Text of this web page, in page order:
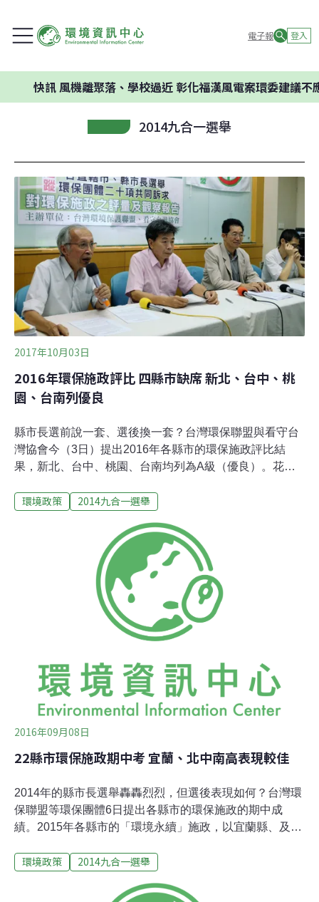
電子報 登入
風機離聚落、學校過近 彰化福漢風電案環委建議不應開發
2014九合一選舉
2017年10月03日
2016年環保施政評比 四縣市缺席 新北、台中、桃
園、台南列優良
縣市長選前說一套、選後換一套？台灣環保聯盟與看守台
灣協會今（3日）提出2016年各縣市的環保施政評比結
果，新北、台中、桃園、台南均列為A級（優良）。花蓮
表不合格的F級。這項評比的起源是各縣市首長於2014年
對於未參加評比的四縣市，台灣環保聯盟表示遺憾，並批
「對於環保訴求，完全不放在心上」。選後落實環保承
諾 新北、台中、桃園、台南表現優2016年度環保施政評比
的標準是根據2014年縣市長選舉期間，台灣環保聯盟等近
30個環保團體提出的環保20項訴求，當時不少候選人將此
納入競選政見。選後表現如何？民間環保團體去（2016）
年首度提出評比報告，並於今年持續追蹤。綜合評量結果
（優良），台北市、高雄市、新竹市、屏東縣、宜蘭縣、
雲林縣、彰化縣為B級（佳
環境政策 2014九合一選舉
2016年09月08日
22縣市環保施政期中考 宜蘭、北中南高表現較佳
2014年的縣市長選舉轟轟烈烈，但選後表現如何？台灣環
保聯盟等環保團體6日提出各縣市的環保施政的期中成
績。2015年各縣市的「環境永續」施政，以宜蘭縣、及台
得五個A；新竹市、雲林縣、嘉義縣、嘉義市、澎湖、金
選舉期間，台灣環保聯盟等近30個環保團體共同提出的環
環境政策 2014九合一選舉